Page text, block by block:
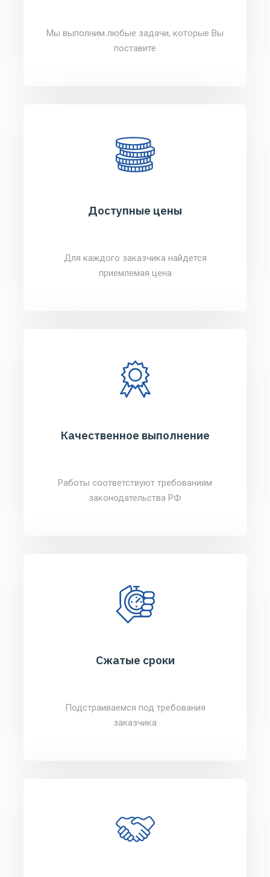
Мы выполним любые задачи, которые Вы
поставите
Доступные цены
Для каждого заказчика найдется
приемлемая цена
Качественное выполнение
Работы соответствуют требованиям
законодательства РФ
Сжатые сроки
Подстраиваемся под требования
заказчика